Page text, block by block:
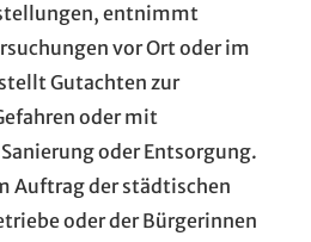
entnimmt
vor Ort oder im
Gutachten zur
oder mit
oder Entsorgung.
Auftrag der städtischen
oder der Bürgerinnen